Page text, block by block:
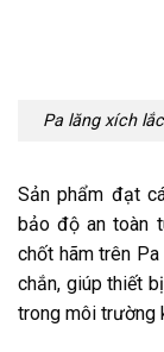
Pa lăng xích
Sản phẩm đạt
bảo độ an toàn
chốt hãm trên
chắn, giúp thiết
trong môi trường